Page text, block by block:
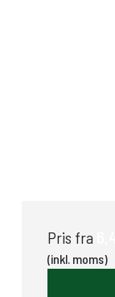
Pris fra
(inkl. moms)